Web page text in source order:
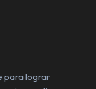
para lograr